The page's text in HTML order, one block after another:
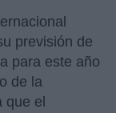
previsión de
para este año
de la
el